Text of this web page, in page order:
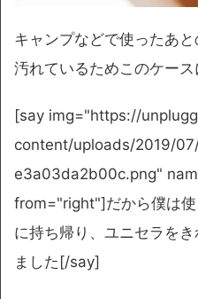
キャンプなどで使ったあ
汚れているためこのケース
[say img="https://
content/uploads/2019/
e3a03da2b00c.png"
from="right"]だから僕は
に持ち帰り、ユニセラを
ました[/say]